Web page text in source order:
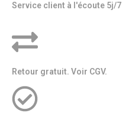
Service client à l'écoute 5j/7
Retour gratuit. Voir CGV.